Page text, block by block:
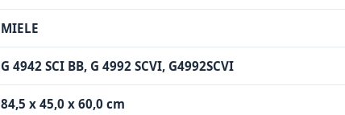
MIELE
G 4942 SCI BB, G 4992 SCVI, G4992SCVI
84,5 x 45,0 x 60,0 cm